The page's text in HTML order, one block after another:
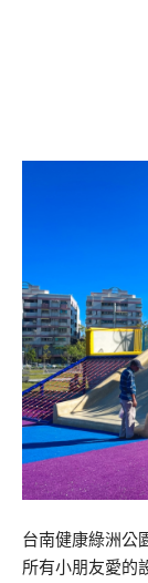
台南健康綠洲公
所有小朋友愛的